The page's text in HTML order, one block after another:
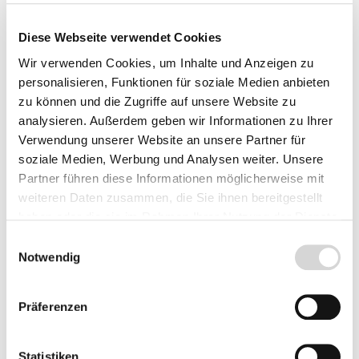
Diese Webseite verwendet Cookies
Wir verwenden Cookies, um Inhalte und Anzeigen zu
personalisieren, Funktionen für soziale Medien anbieten
zu können und die Zugriffe auf unsere Website zu
analysieren. Außerdem geben wir Informationen zu Ihrer
Verwendung unserer Website an unsere Partner für
soziale Medien, Werbung und Analysen weiter. Unsere
Partner führen diese Informationen möglicherweise mit
weiteren Daten zusammen, die Sie ihnen bereitgestellt
Notwendig
Präferenzen
Ersatz-Quarzglasrohr
D44 x 518 mit
Bördelrand von OASE
(Art.Nr. 13331)
Lieferumfang: 1 Stück
geeignet für Vitronic
36W und 55W
39,90 €
Ersatz-Quarzglasrohr
von OASE (Art.Nr.
13329)
Lieferumfang: 1 Stück
geeignet für Vitronic 18
W
Lieferzeit: 2 - 4 Werktage
35,90 €